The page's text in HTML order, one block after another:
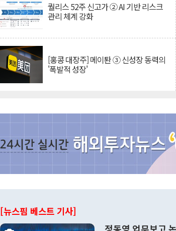
퀄리스 52주 신고가 ② AI 기반 리스크
관리 체계 강화
[홍콩 대장주] 메이퇀 ③ 신성장 동력의
'폭발적 성장'
[뉴스핌 베스트 기사]